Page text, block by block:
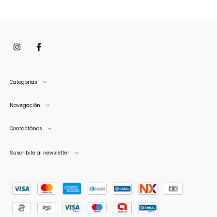
Categorías
Navegación
Contactános
Suscribite al newsletter